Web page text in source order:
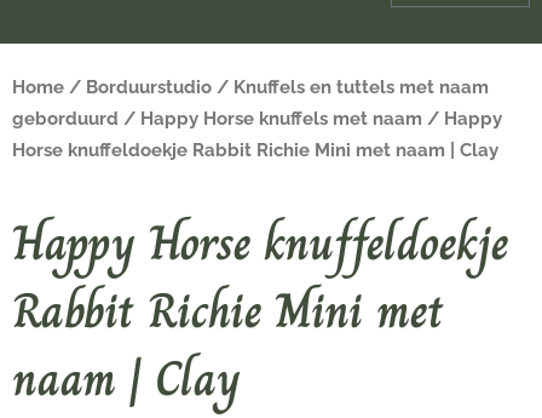
Home / Borduurstudio / Knuffels en tuttels met naam
geborduurd / Happy Horse knuffels met naam / Happy
Horse knuffeldoekje Rabbit Richie Mini met naam | Clay
Happy Horse knuffeldoekje
Rabbit Richie Mini met
naam | Clay